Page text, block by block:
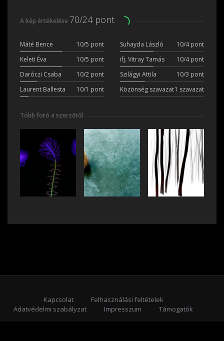
A kép értékelése 70/24 pont
Máté Bence 10/5 pont Suhayda László
10/4 pont
Keleti Éva
10/5 pont ifj. Vitray Tamás
10/4 pont
Daróczi Csaba
10/2 pont Szilágyi Attila
10/3 pont
Laurent Ballesta
10/1 pont Közönség szavazat1 szavazat
Több fotó a szerzőtől
Kapcsolat
Felhasználási feltételek
Adatvédelmi szabályzat
Impresszum
Támogatók